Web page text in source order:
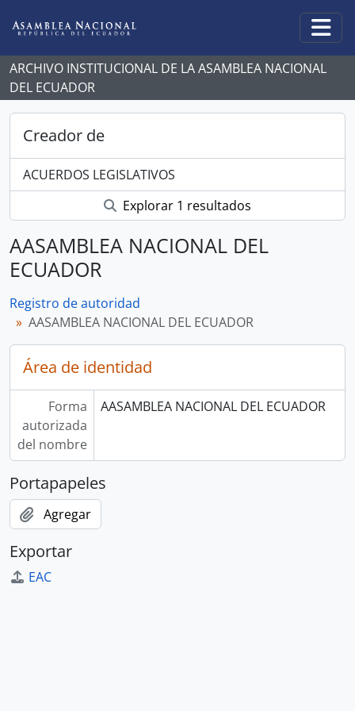
ARCHIVO INSTITUCIONAL DE LA ASAMBLEA NACIONAL
DEL ECUADOR
Creador de
ACUERDOS LEGISLATIVOS
Explorar 1 resultados
AASAMBLEA NACIONAL DEL
ECUADOR
Registro de autoridad
AASAMBLEA NACIONAL DEL ECUADOR
Área de identidad
Forma
autorizada
del nombre
AASAMBLEA NACIONAL DEL ECUADOR
Portapapeles
Agregar
Exportar
EAC